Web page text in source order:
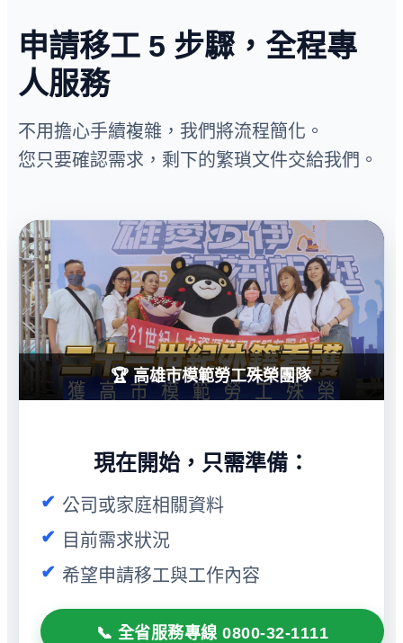
申請移工 5 步驟，全程專
人服務
不用擔心手續複雜，我們將流程簡化。
您只要確認需求，剩下的繁瑣文件交給我們。
🏆 高雄市模範勞工殊榮團隊
現在開始，只需準備：
公司或家庭相關資料
目前需求狀況
希望申請移工與工作內容
📞 全省服務專線 0800-32-1111